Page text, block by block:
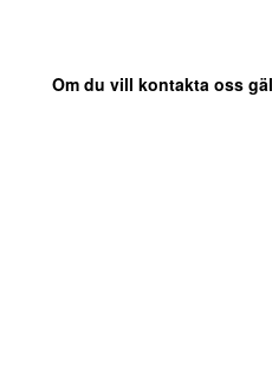
Om du vill kontakta oss